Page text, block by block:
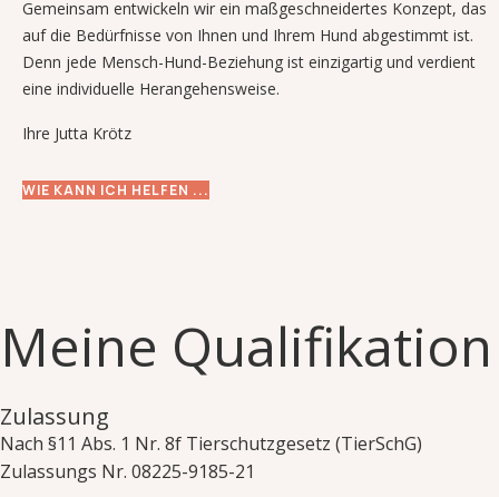
Gemeinsam entwickeln wir ein maßgeschneidertes Konzept, das
auf die Bedürfnisse von Ihnen und Ihrem Hund abgestimmt ist.
Denn jede Mensch-Hund-Beziehung ist einzigartig und verdient
eine individuelle Herangehensweise.
Ihre Jutta Krötz
WIE KANN ICH HELFEN ...
Meine Qualifikation
Zulassung
Nach §11 Abs. 1 Nr. 8f Tierschutzgesetz (TierSchG)
Zulassungs Nr. 08225-9185-21